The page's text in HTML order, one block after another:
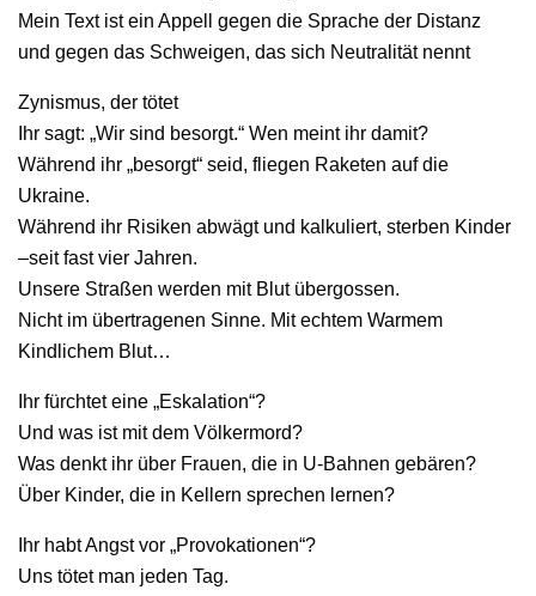
Mein Text ist ein Appell gegen die Sprache der Distanz
und gegen das Schweigen, das sich Neutralität nennt
Zynismus, der tötet
Ihr sagt: „Wir sind besorgt.“ Wen meint ihr damit?
Während ihr „besorgt“ seid, fliegen Raketen auf die
Ukraine.
Während ihr Risiken abwägt und kalkuliert, sterben Kinder
–seit fast vier Jahren.
Unsere Straßen werden mit Blut übergossen.
Nicht im übertragenen Sinne. Mit echtem Warmem
Kindlichem Blut…
Ihr fürchtet eine „Eskalation“?
Und was ist mit dem Völkermord?
Was denkt ihr über Frauen, die in U-Bahnen gebären?
Über Kinder, die in Kellern sprechen lernen?
Ihr habt Angst vor „Provokationen“?
Uns tötet man jeden Tag.